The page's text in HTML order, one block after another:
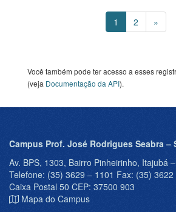
1 2 »
Você também pode ter acesso a esses
(veja Documentação da API).
Campus Prof. José Rodrigues Seabra –
Av. BPS, 1303, Bairro Pinheirinho, Itajubá
Telefone: (35) 3629 – 1101 Fax: (35) 3622
Caixa Postal 50 CEP: 37500 903
Mapa do Campus